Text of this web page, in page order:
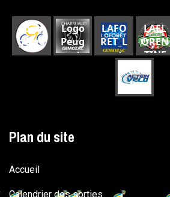
logo
gémo
zac
Logo
Peug
eot
LAFO
RET_L
ogoty
rre_R
GB
LAFL
OREN
TINE
actio
n-
velo
Plan du site
Accueil
Calendrier des sorties